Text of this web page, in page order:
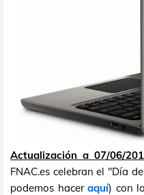
Actualización a 07/06/
FNAC.es celebran el "Día
podemos hacer aquí) con